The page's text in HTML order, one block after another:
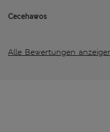
Cecehawos
Alle Bewertungen